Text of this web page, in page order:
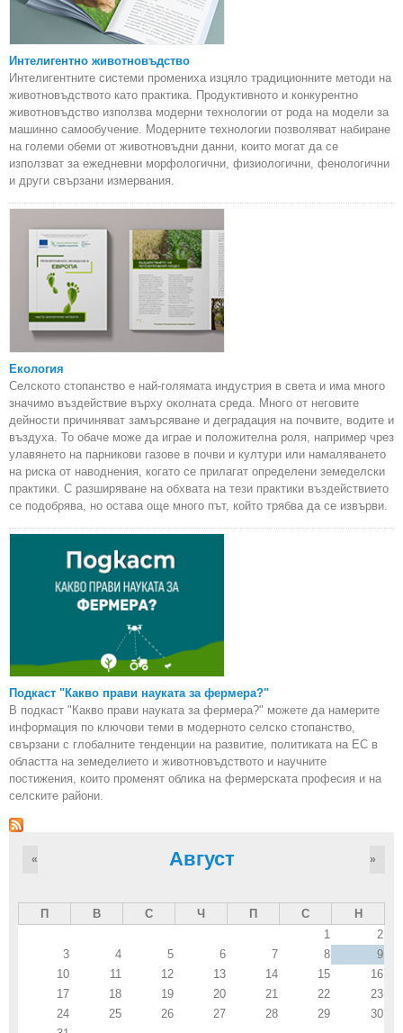
Интелигентно животновъдство
Интелигентните системи промениха изцяло традиционните методи на
животновъдството като практика. Продуктивното и конкурентно
животновъдство използва модерни технологии от рода на модели за
машинно самообучение. Модерните технологии позволяват набиране
на големи обеми от животновъдни данни, които могат да се
използват за ежедневни морфологични, физиологични, фенологични
и други свързани измервания.
Екология
Селското стопанство е най-голямата индустрия в света и има много
значимо въздействие върху околната среда. Много от неговите
дейности причиняват замърсяване и деградация на почвите, водите и
въздуха. То обаче може да играе и положителна роля, например чрез
улавянето на парникови газове в почви и култури или намаляването
на риска от наводнения, когато се прилагат определени земеделски
практики. С разширяване на обхвата на тези практики въздействието
се подобрява, но остава още много път, който трябва да се извърви.
Подкаст "Какво прави науката за фермера?"
В подкаст "Какво прави науката за фермера?" можете да намерите
информация по ключови теми в модерното селско стопанство,
свързани с глобалните тенденции на развитие, политиката на ЕС в
областта на земеделието и животновъдството и научните
постижения, които променят облика на фермерската професия и на
селските райони.
Август
« »
П В С Ч П С
Н
1
2
3
4 5 6 7 8
9
10
11 12 13 14 15
16
17
18 19 20 21 22
23
24
25 26 27 28 29
30